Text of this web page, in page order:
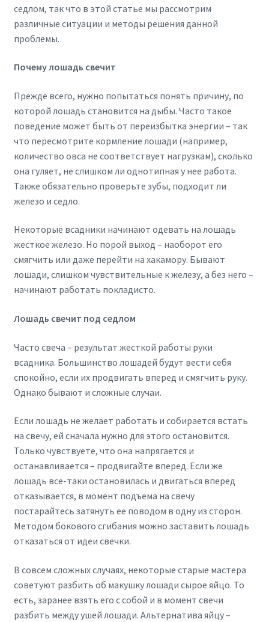
седлом, так что в этой статье мы рассмотрим
различные ситуации и методы решения данной
проблемы.
Почему лошадь свечит
Прежде всего, нужно попытаться понять причину, по
которой лошадь становится на дыбы. Часто такое
поведение может быть от переизбытка энергии – так
что пересмотрите кормление лошади (например,
количество овса не соответствует нагрузкам), сколько
она гуляет, не слишком ли однотипная у нее работа.
Также обязательно проверьте зубы, подходит ли
железо и седло.
Некоторые всадники начинают одевать на лошадь
жесткое железо. Но порой выход – наоборот его
смягчить или даже перейти на хакамору. Бывают
лошади, слишком чувствительные к железу, а без него –
начинают работать покладисто.
Лошадь свечит под седлом
Часто свеча – результат жесткой работы руки
всадника. Большинство лошадей будут вести себя
спокойно, если их продвигать вперед и смягчить руку.
Однако бывают и сложные случаи.
Если лошадь не желает работать и собирается встать
на свечу, ей сначала нужно для этого остановится.
Только чувствуете, что она напрягается и
останавливается – продвигайте вперед. Если же
лошадь все-таки остановилась и двигаться вперед
отказывается, в момент подъема на свечу
постарайтесь затянуть ее поводом в одну из сторон.
Методом бокового сгибания можно заставить лошадь
отказаться от идеи свечки.
В совсем сложных случаях, некоторые старые мастера
советуют разбить об макушку лошади сырое яйцо. То
есть, заранее взять его с собой и в момент свечи
разбить между ушей лошади. Альтернатива яйцу –